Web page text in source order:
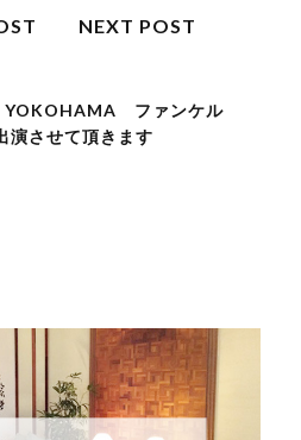
NEXT POST
ファンケル
演させて頂きます